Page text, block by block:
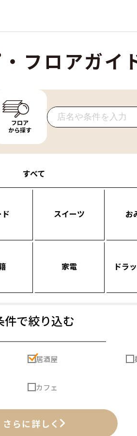
フロアガイ
フロア
から探す
すべて
スイーツ お
家電 ドラ
件で絞り込む
居酒屋
カフェ
さらに詳しく